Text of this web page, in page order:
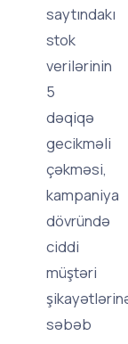
saytındakı
stok
verilərinin
5
dəqiqə
gecikməli
çəkməsi,
kampaniya
dövründə
ciddi
müştəri
səbəb